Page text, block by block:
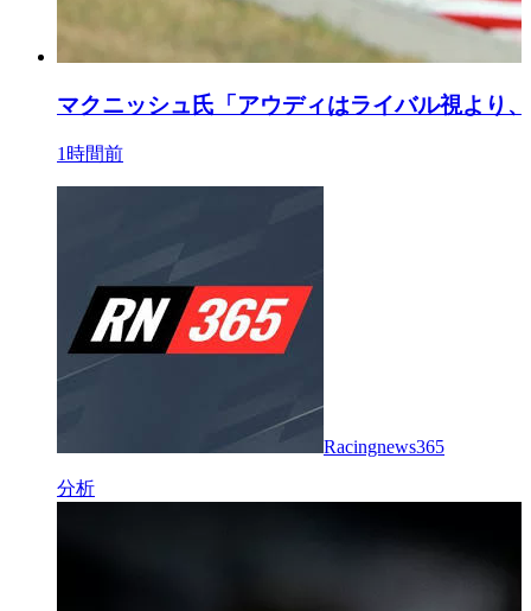
マクニッシュ氏「アウディはライバル視より
1時間前
Racingnews365
分析